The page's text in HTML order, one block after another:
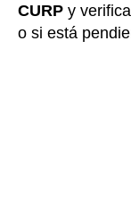
CURP y
o si está